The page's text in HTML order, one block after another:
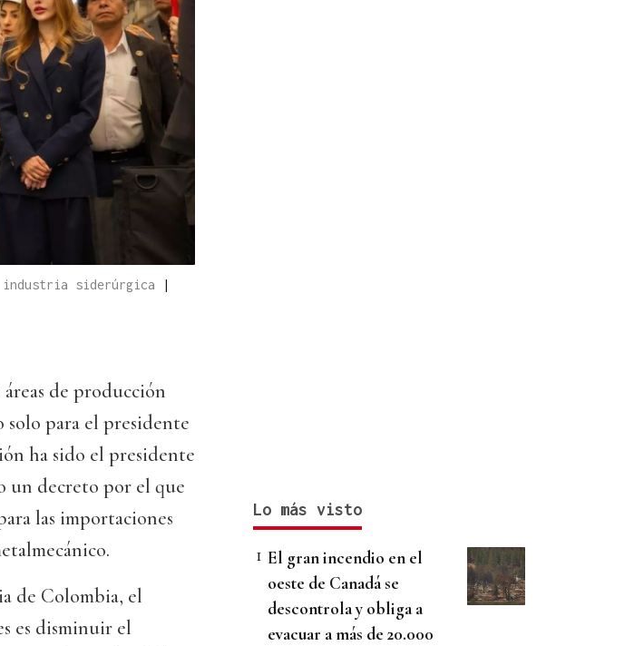
industria siderúrgica
|
de producción
solo para el presidente
ha sido el presidente
un decreto por el que
las importaciones
de Colombia, el
es disminuir el
Lo más visto
El gran incendio en el
oeste de Canadá se
descontrola y obliga a
evacuar a más de 20.000